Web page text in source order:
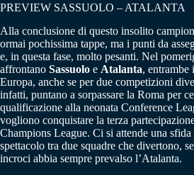
PREVIEW SASSUOLO – ATALANTA
Alla conclusione di questo insolito
ormai pochissima tappe, ma i punti da
e, in questa fase, molto pesanti. Nel
affrontano Sassuolo e Atalanta, entrambe
Europa, anche se per due competizioni
infatti, puntano a sorpassare la Roma per
qualificazione alla neonata Conference
vogliono conquistare la terza
Champions League. Ci si attende una
spettacolo tra due squadre che divertono,
incroci abbia sempre prevalso l’Atalanta.